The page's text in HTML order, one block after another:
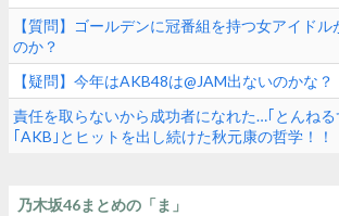
68thシングル】
【質問】ゴールデンに冠番組を持つ女アイド
のか？
【疑問】今年はAKB48は@JAM出ないのかな？
責任を取らないから成功者になれた…｢とんねる
｢AKB｣とヒットを出し続けた秋元康の哲学！！
乃木坂46まとめの「ま」